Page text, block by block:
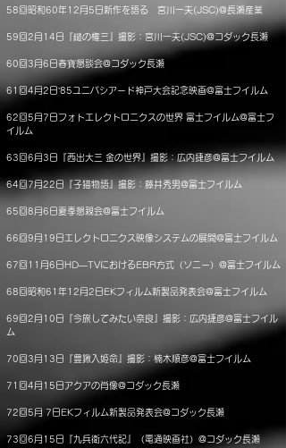
58回昭和60年12月5日新作を語る 宮川一夫(JSC)@長瀬産業
59回2月14日『鑓の権三』撮影：宮川一夫(JSC)@コダック長瀬
60回3月6日春寶懇談会@コダック長瀬
61回4月2日’85ユニバシアード神戸大会記念映画@富士フイルム
62回5月7日フォトエレクトロニクスの世界 富士フイルム@富士フ
イルム
63回6月3日『西出大三 金の世界』撮影：広内捷彦@富士フイルム
64回7月22日『子猫物語』撮影：藤井秀男@富士フイルム
65回8月6日夏季懇親会@富士フイルム
66回9月19日エレクトロニクス映像システムの展開@富士フイルム
67回11月6日HD―TVにおけるEBR方式（ソニー）@富士フイルム
68回昭和61年12月2日EKフィルム新製品発表会@富士フイルム
69回2月10日『今旅してみたい奈良』撮影：広内捷彦@富士フイル
ム
70回3月13日『豊鍬入姫命』撮影：楠木順彦@富士フイルム
71回4月15日アクアの肖像@コダック長瀬
72回5月 7日EKフィルム新製品発表会@コダック長瀬
73回6月15日『九兵衛六代記』（電通映画社）@コダック長瀬